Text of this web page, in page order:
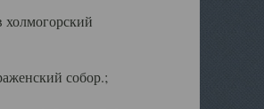
собор.;